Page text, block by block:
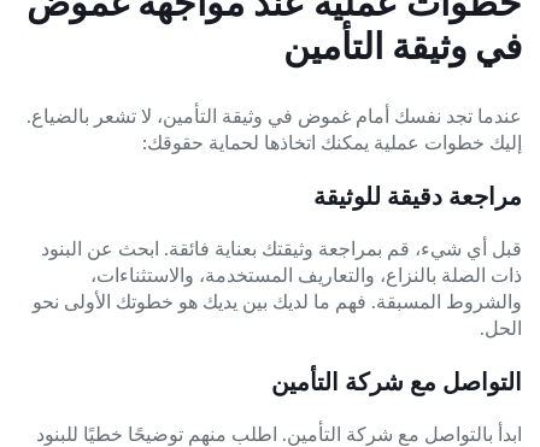
في وثيقة التأمين
عندما تجد نفسك أمام غموض في وثيقة التأمين، لا تشعر بالضياع.
إليك خطوات عملية يمكنك اتخاذها لحماية حقوقك:
مراجعة دقيقة للوثيقة
قبل أي شيء، قم بمراجعة وثيقتك بعناية فائقة. ابحث عن البنود
ذات الصلة بالنزاع، والتعاريف المستخدمة، والاستثناءات،
والشروط المسبقة. فهم ما لديك بين يديك هو خطوتك الأولى نحو
الحل.
التواصل مع شركة التأمين
ابدأ بالتواصل مع شركة التأمين. اطلب منهم توضيحًا خطيًا للبنود